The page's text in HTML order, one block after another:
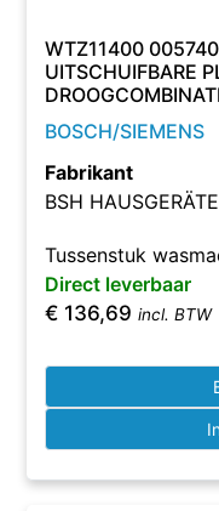
WTZ11400
UITSCHUIFBARE
BOSCH/SIEMENS
Fabrikant
BSH
Tussenstuk
Direct leverbaar
€ 136,69 incl. BTW